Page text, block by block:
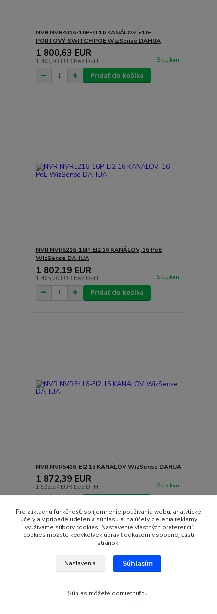
NVR NVR4416-16P-EI 16 KANÁLOV +16-
PORTOVÝ SWITCH POE WizSense DAHUA
1 800,63 EUR
1 463,93 EUR bez DPH Skladom
Pridať do košíka
NVR NVR5216-16P-EI2 16 KANÁLOV, 16 PoE
WizSense DAHUA
1 802,19 EUR
1 465,20 EUR bez DPH Skladom
Pridať do košíka
NVR NVR5416-EI2 16 KANÁLOV WizSense DAHUA
1 872,39 EUR
1 522,27 EUR bez DPH Skladom
Pre základnú funkčnosť, spríjemnenie používania webu, analytické
účely a v prípade udelenia súhlasu aj na účely cielenia reklamy
využívame súbory cookies. Nastavenie vlastných preferencií
cookies môžete kedykoľvek upraviť odkazom v spodnej časti
stránok.
Nastavenia Súhlasím
Súhlas môžete odmietnuťtu.